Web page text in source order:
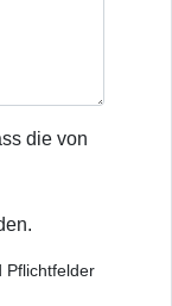
die von
Pflichtfelder